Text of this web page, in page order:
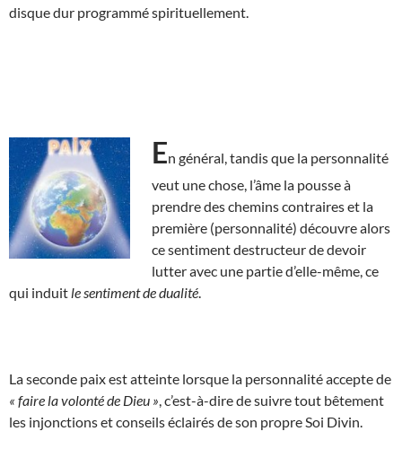
disque dur programmé spirituellement.
En général, tandis que la personnalité
veut une chose, l’âme la pousse à
prendre des chemins contraires et la
première (personnalité) découvre alors
ce sentiment destructeur de devoir
lutter avec une partie d’elle-même, ce
qui induit le sentiment de dualité
La seconde paix est atteinte lorsque la personnalité accepte de
« faire la volonté de Dieu » , c’est-à-dire de suivre tout bêtement
les injonctions et conseils éclairés de son propre Soi Divin.